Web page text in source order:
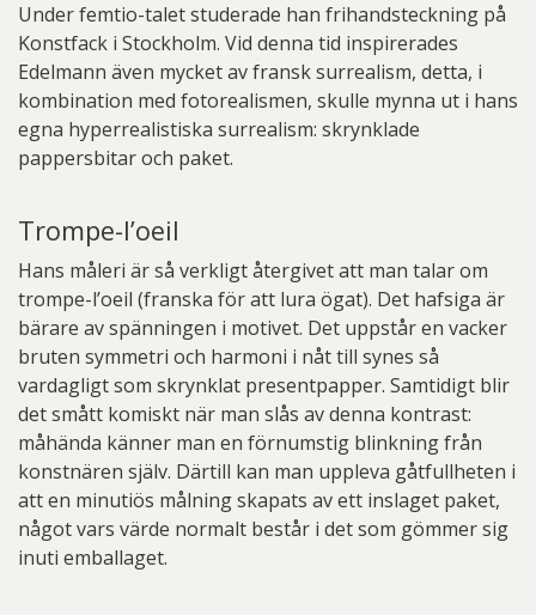
Under femtio-talet studerade han frihandsteckning på
Konstfack i Stockholm. Vid denna tid inspirerades
Edelmann även mycket av fransk surrealism, detta, i
kombination med fotorealismen, skulle mynna ut i hans
egna hyperrealistiska surrealism: skrynklade
pappersbitar och paket.
Trompe-l’oeil
Hans måleri är så verkligt återgivet att man talar om
trompe-l’oeil (franska för att lura ögat). Det hafsiga är
bärare av spänningen i motivet. Det uppstår en vacker
bruten symmetri och harmoni i nåt till synes så
vardagligt som skrynklat presentpapper. Samtidigt blir
det smått komiskt när man slås av denna kontrast:
måhända känner man en förnumstig blinkning från
konstnären själv. Därtill kan man uppleva gåtfullheten i
att en minutiös målning skapats av ett inslaget paket,
något vars värde normalt består i det som gömmer sig
inuti emballaget.